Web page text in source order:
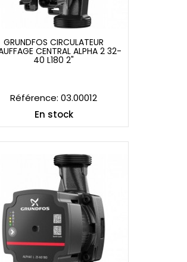
GRUNDFOS CIRCULATEUR
GRUNDFOS CIRCULATEUR
CENTRAL ALPHA 2 32-
40 L180 2"
Référence: 03.00012
En stock